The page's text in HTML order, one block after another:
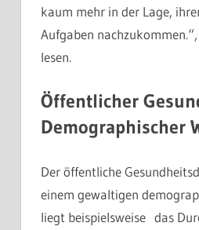
kaum mehr in der Lage,
Aufgaben
lesen.
Öffentlicher
Demographischer
Der öffentliche
einem gewaltigen
liegt beispielsweise das